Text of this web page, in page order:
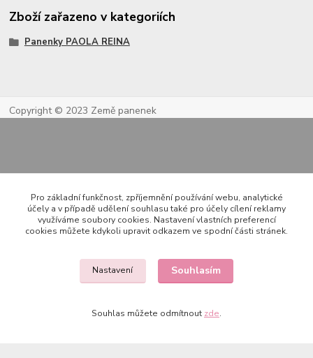
Zboží zařazeno v kategoriích
Panenky PAOLA REINA
Copyright © 2023 Země panenek
Kontakty
722 000 724
Pro základní funkčnost, zpříjemnění používání webu, analytické
účely a v případě udělení souhlasu také pro účely cílení reklamy
využíváme soubory cookies. Nastavení vlastních preferencí
cookies můžete kdykoli upravit odkazem ve spodní části stránek.
Nastavení Souhlasím
Souhlas můžete odmítnout zde.